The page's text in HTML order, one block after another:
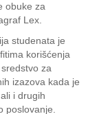
obuke za
Lex.
studenata je
korišćenja
za
izazova kada je
i drugih
poslovanje.